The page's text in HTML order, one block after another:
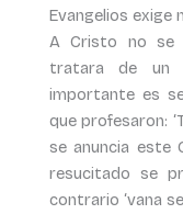
Evangelios exige
A Cristo no se
tratara de un
importante es
que profesaron:
se anuncia este
resucitado se
contrario ‘vana